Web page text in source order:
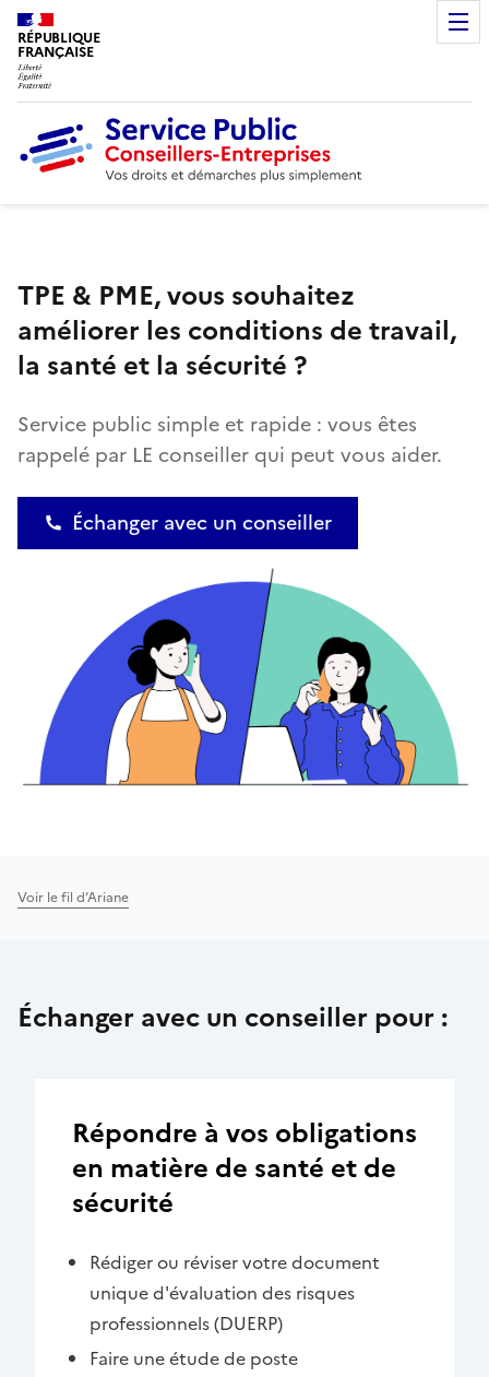
RÉPUBLIQUE
FRANÇAISE
TPE & PME, vous souhaitez
améliorer les conditions de travail,
la santé et la sécurité ?
Service public simple et rapide : vous êtes
rappelé par LE conseiller qui peut vous aider.
Échanger avec un conseiller
Voir le fil d’Ariane
Échanger avec un conseiller pour :
Répondre à vos obligations
en matière de santé et de
sécurité
Rédiger ou réviser votre document
unique d'évaluation des risques
professionnels (DUERP)
Faire une étude de poste